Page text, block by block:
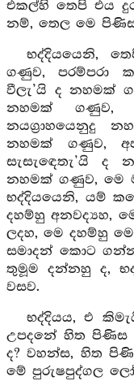
එකල්හි තෙපි එය
නම්, තෙල මෙ
භද්දියයෙනි,
ගණුව, පරම්පරා
වීලැ’යි ද නහමක්
නහමක් ගණුව,
නයග්‍රාහයෙනුදු
නහමක් ගණුව,
සැසැඳෙතැ’යි
නහමක් ගණුව, මෙ
භද්දියයෙනි, යම්
දහම්හු අනවද්‍යහ,
ලදහ, මෙ දහම්හු
සමාදන් කොට
තුමූම දන්නහු ද,
වසව.
භද්දියය, එ
උපදනේ හිත
ද? වහන්ස, හිත
මේ පුරුෂපුද්ගල